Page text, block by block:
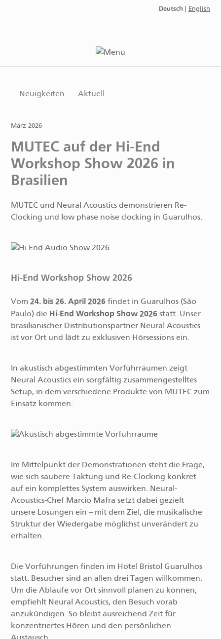
Deutsch English
Neuigkeiten Aktuell
März 2026
MUTEC auf der Hi-End
Workshop Show 2026 in
Brasilien
MUTEC und Neural Acoustics demonstrieren Re-
Clocking und low phase noise clocking in Guarulhos.
Hi-End Workshop Show 2026
Vom24. bis 26. April 2026 findet in Guarulhos (São
Paulo) die Hi-End Workshop Show 2026 statt. Unser
brasilianischer Distributionspartner Neural Acoustics
ist vor Ort und lädt zu exklusiven Hörsessions ein.
In akustisch abgestimmten Vorführräumen zeigt
Neural Acoustics ein sorgfältig zusammengestelltes
Setup, in dem verschiedene Produkte von MUTEC zum
Einsatz kommen.
Im Mittelpunkt der Demonstrationen steht die Frage,
wie sich saubere Taktung und Re-Clocking konkret
auf ein komplettes System auswirken. Neural-
Acoustics-Chef Marcio Mafra setzt dabei gezielt
unsere Lösungen ein – mit dem Ziel, die musikalische
Struktur der Wiedergabe möglichst unverändert zu
erhalten.
Die Vorführungen finden im Hotel Bristol Guarulhos
statt. Besucher sind an allen drei Tagen willkommen.
Um die Abläufe vor Ort sinnvoll planen zu können,
empfiehlt Neural Acoustics, den Besuch vorab
anzukündigen. So bleibt ausreichend Zeit für
konzentriertes Hören und den persönlichen